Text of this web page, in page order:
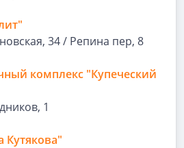
34 / Репина пер, 8
комплекс "Купеческий
1
Кутякова"